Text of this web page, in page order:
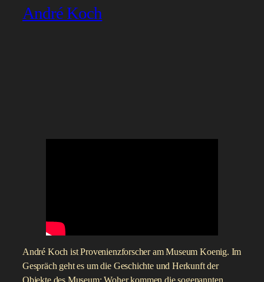
André Koch
André Koch ist Provenienzforscher am Museum Koenig. Im
Gespräch geht es um die Geschichte und Herkunft der